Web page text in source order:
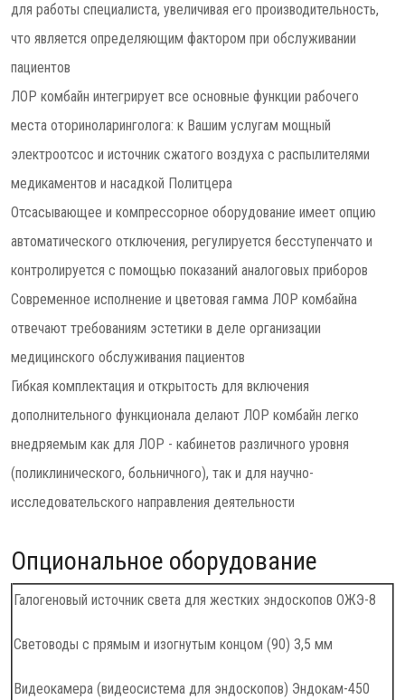
для работы специалиста, увеличивая его производительность,
что является определяющим фактором при обслуживании
пациентов
ЛОР комбайн интегрирует все основные функции рабочего
места оториноларинголога: к Вашим услугам мощный
электроотсос и источник сжатого воздуха с распылителями
медикаментов и насадкой Политцера
Отсасывающее и компрессорное оборудование имеет опцию
автоматического отключения, регулируется бесступенчато и
контролируется с помощью показаний аналоговых приборов
Современное исполнение и цветовая гамма ЛОР комбайна
отвечают требованиям эстетики в деле организации
медицинского обслуживания пациентов
Гибкая комплектация и открытость для включения
дополнительного функционала делают ЛОР комбайн легко
внедряемым как для ЛОР - кабинетов различного уровня
(поликлинического, больничного), так и для научно-
исследовательского направления деятельности
Опциональное оборудование
Галогеновый источник света для жестких эндоскопов ОЖЭ-8
Световоды с прямым и изогнутым концом (90) 3,5 мм
Видеокамера (видеосистема для эндоскопов) Эндокам-450